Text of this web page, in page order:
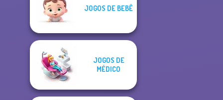
JOGOS DE BEBÊ
JOGOS DE
MÉDICO